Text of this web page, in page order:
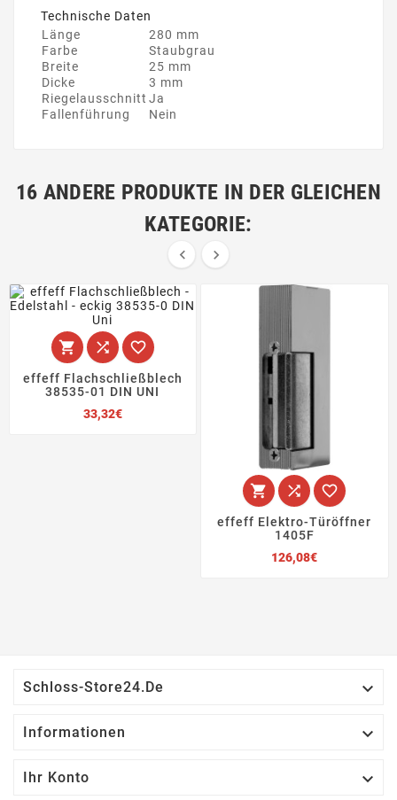
Technische Daten
Länge
280 mm
Farbe
Staubgrau
Breite
25 mm
Dicke
3 mm
Riegelausschnitt Ja
Fallenführung
Nein
16 ANDERE PRODUKTE IN DER GLEICHEN
KATEGORIE:
 
  
effeff Flachschließblech
38535-01 DIN UNI
33,32€Preis
  
effeff Elektro-Türöffner
1405F
126,08€Preis
Schloss-Store24.de 
Informationen 
Ihr Konto 